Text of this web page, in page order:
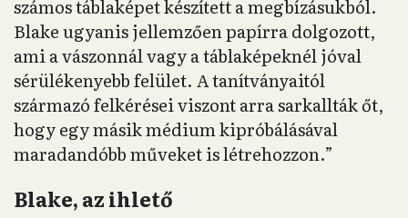
számos táblaképet készített a megbízásukból.
Blake ugyanis jellemzően papírra dolgozott,
ami a vászonnál vagy a táblaképeknél jóval
sérülékenyebb felület. A tanítványaitól
származó felkérései viszont arra sarkallták őt,
hogy egy másik médium kipróbálásával
maradandóbb műveket is létrehozzon.”
Blake, az ihlető